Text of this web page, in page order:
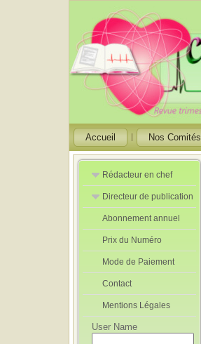
Accueil Nos Comités
Rédacteur en chef
Rédacteurs en
Chef Adjoint
Directeur de publication
Directeur de
publication
adjoint
Abonnement annuel
Prix du Numéro
Mode de Paiement
Contact
Mentions Légales
User Name